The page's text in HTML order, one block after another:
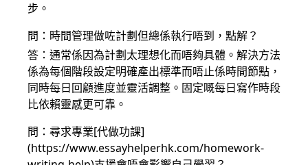
步。
問：時間管理做咗計劃但總係執行唔到，點解？
答：通常係因為計劃太理想化而唔夠具體。解決方法
係為每個階段設定明確產出標準而唔止係時間節點，
同時每日回顧進度並靈活調整。固定嘅每日寫作時段
比依賴靈感更可靠。
問：尋求專業[代做功課]
(https://www.essayhelperhk.com/homework-